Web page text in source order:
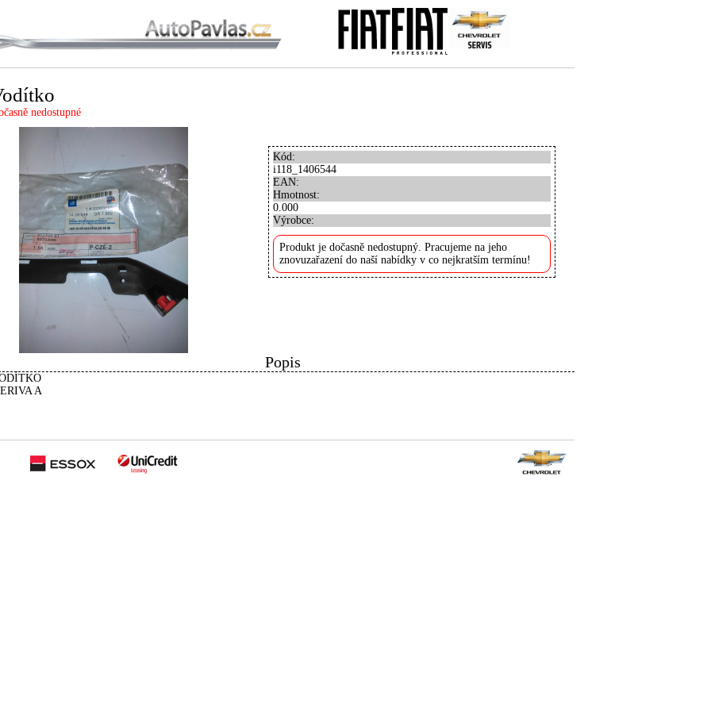
nedostupné
Kód:
i118_1406544
EAN:
Hmotnost:
0.000
Výrobce:
Produkt je dočasně nedostupný. Pracujeme na jeho
znovuzařazení do naší nabídky v co nejkratším termínu!
Popis
A